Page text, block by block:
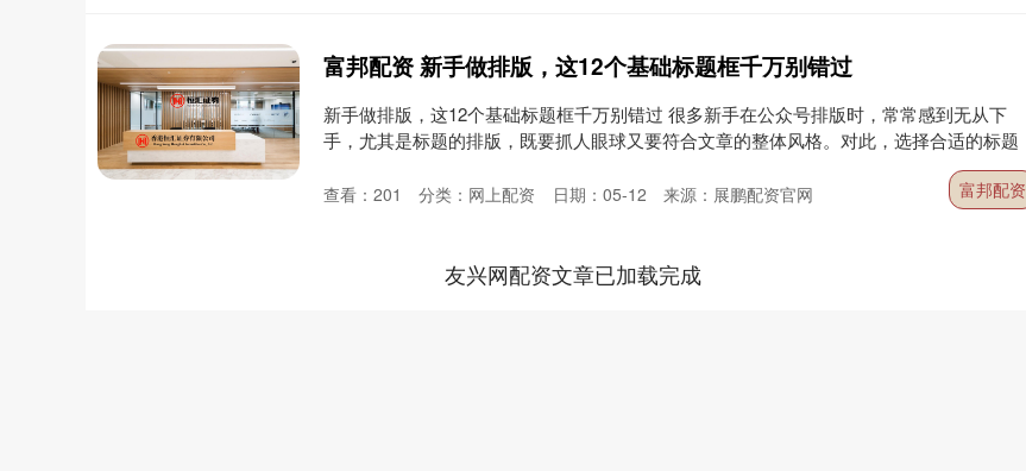
富邦配资 新手做排版，这12个基础标题框千万别错过
新手做排版，这12个基础标题框千万别错过 很多新手在公众号排版时，常常感到无从下
手，尤其是标题的排版，既要抓人眼球又要符合文章的整体风格。对此，选择合适的标题
富邦配资
日期：05-12 来源：展鹏配资官网
查看： 201 分类： 网上配资
友兴网配资文章已加载完成